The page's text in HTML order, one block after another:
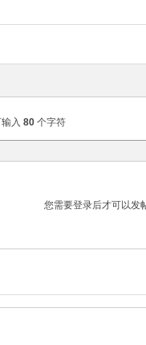
入 80 个字符
您需要登录后才可以发